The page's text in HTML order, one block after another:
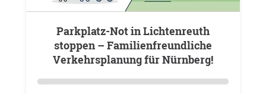
Parkplatz-Not in Lichtenreuth
stoppen – Familienfreundliche
Verkehrsplanung für Nürnberg!